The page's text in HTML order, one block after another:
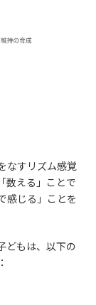
なすリズム感覚
数える」ことで
感じる」ことを
どもは、以下の